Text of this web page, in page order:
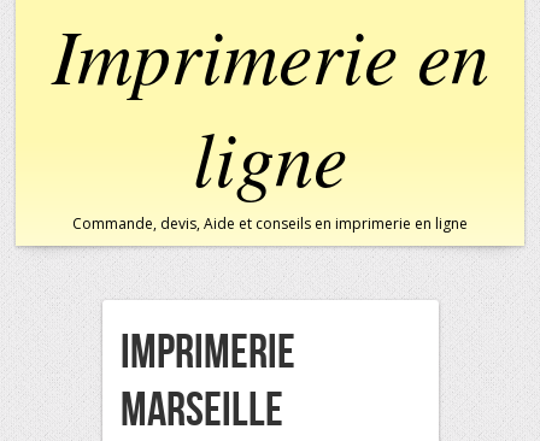
Imprimerie en
ligne
Commande, devis, Aide et conseils en imprimerie en ligne
Imprimerie
Marseille